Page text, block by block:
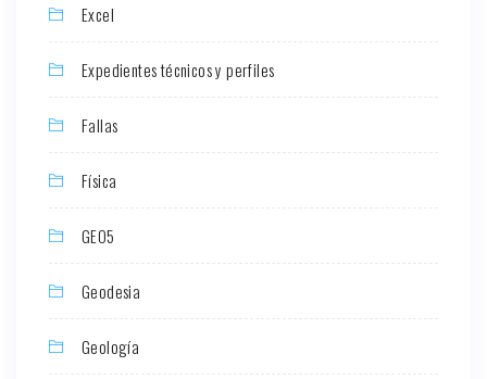
Excel
Expedientes técnicos y perfiles
Fallas
Física
GEO5
Geodesia
Geología